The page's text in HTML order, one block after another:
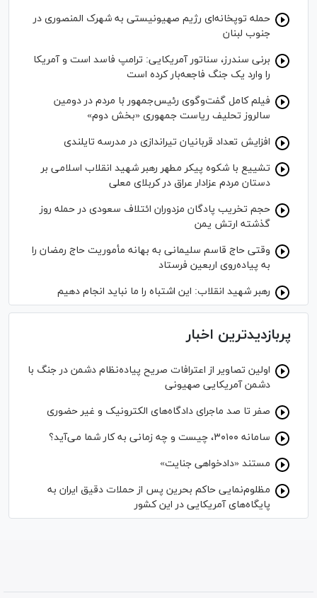
حمله توپخانه‌ای رژیم صهیونیستی به شهرک المنصوری در
جنوب لبنان
برنی سندرز، سناتور آمریکایی: ترامپ فاسد است و آمریکا
را وارد یک جنگ فاجعه‌بار کرده است
فیلم کامل گفت‌وگوی رئیس‌جمهور با مردم در دومین
سالروز تحلیف ریاست جمهوری «بخش دوم»
افزایش تعداد قربانیان تیراندازی در مدرسه تایلندی
تشییع با شکوه پیکر مطهر رهبر شهید انقلاب اسلامی بر
دستان مردم عزادار عراق در کربلای معلی
حجم تخریب پادگان مزدوران ائتلاف سعودی در حمله روز
گذشته ارتش یمن
وقتی حاج قاسم سلیمانی به بهانه مأموریت حاج رمضان را
به پیاده‌روی اربعین فرستاد
رهبر شهید انقلاب: این اشتباه را ما نباید انجام دهیم
پربازدیدترین اخبار
اولین تصاویر از اعترافات صریح پیاده‌نظام‌ دشمن در جنگ با
دشمن آمریکایی صهیونی
صفر تا صد ماجرای دادگاه‌های الکترونیک و غیر حضوری
سامانه ۳۰۱۰۰، چیست و چه زمانی به کار شما می‌آید؟
مستند «دادخواهی جنایت»
مظلوم‌نمایی حاکم بحرین پس از حملات دقیق ایران به
پایگاه‌های آمریکایی در این کشور